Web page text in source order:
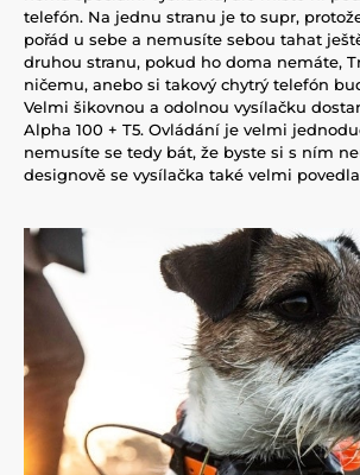
telefón. Na jednu stranu je to supr,
pořád u sebe a nemusíte sebou tahat
druhou stranu, pokud ho doma nemáte,
ničemu, anebo si takový chytrý telefón
Velmi šikovnou a odolnou vysílačku
Alpha 100 + T5. Ovládání je velmi
nemusíte se tedy bát, že byste si s ním
designově se vysílačka také velmi